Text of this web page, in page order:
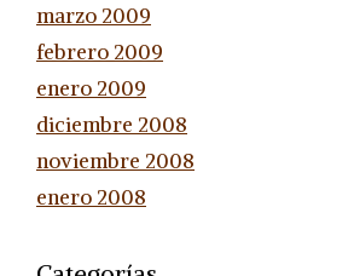
marzo 2009
febrero 2009
enero 2009
diciembre 2008
noviembre 2008
enero 2008